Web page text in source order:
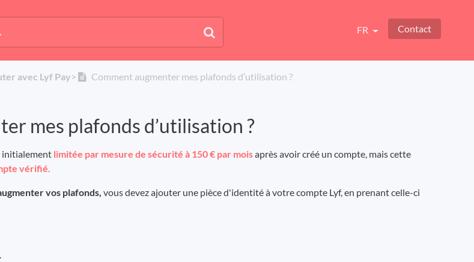
FR Contact
avec Lyf Pay​>​ Comment augmenter mes plafonds d’utilisation ?
mes plafonds d’utilisation ?
initialement limitée par mesure de sécurité à 150 € par moisaprès avoir créé un compte, mais cette
vérifié.
vos plafonds, vous devez ajouter une pièce d'identité à votre compte Lyf, en prenant celle-ci